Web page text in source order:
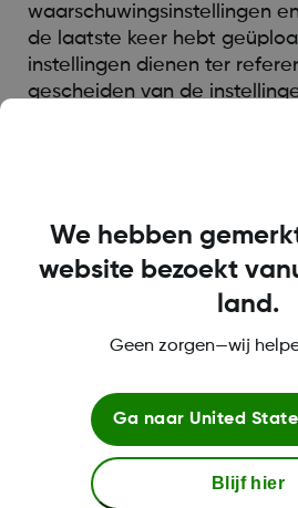
waarschuwingsinstellingen
de laatste keer hebt
instellingen dienen ter
gescheiden van de
LBL014350 Rev 004
Over Dexcom
We hebben
website bezoekt
land.
Geen zorgen—wij
Ga naar United
Blijf hier